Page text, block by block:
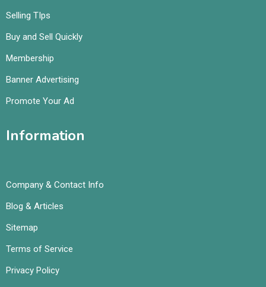
Selling TIps
Buy and Sell Quickly
Membership
Banner Advertising
Promote Your Ad
Information
Company & Contact Info
Blog & Articles
Sitemap
Terms of Service
Privacy Policy